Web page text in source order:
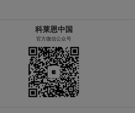
科莱恩中国
官方微信公众号